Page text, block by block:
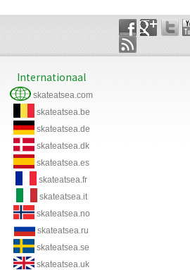
Internationaal
skateatsea.com
skateatsea.be
skateatsea.de
skateatsea.dk
skateatsea.es
skateatsea.fr
skateatsea.it
skateatsea.no
skateatsea.ru
skateatsea.se
skateatsea.uk